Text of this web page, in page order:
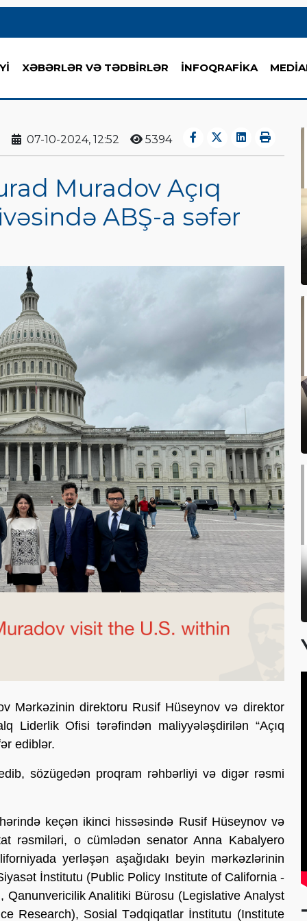
XƏBƏRLƏR VƏ TƏDBİRLƏR İNFOQRAFİKA
07-10-2024, 12:52 5394
Muradov Açıq
ABŞ-a səfər
Mərkəzinin direktoru Rusif Hüseynov və direktor
Liderlik Ofisi tərəfindən maliyyələşdirilən “Açıq
ediblər.
sözügedən proqram rəhbərliyi və digər rəsmi
keçən ikinci hissəsində Rusif Hüseynov və
rəsmiləri, o cümlədən senator Anna Kabalyero
yerləşən aşağıdakı beyin mərkəzlərinin
İnstitutu (Public Policy Institute of California -
Analitiki Bürosu (Legislative Analyst
Research), Sosial Tədqiqatlar İnstitutu (Institute